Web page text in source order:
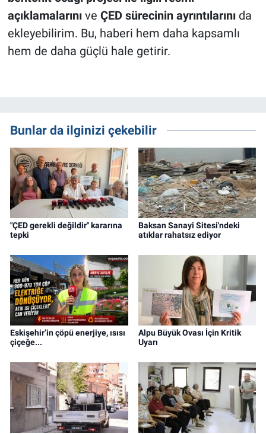
açıklamalarınıve ÇED sürecinin ayrıntılarınıda
ekleyebilirim. Bu, haberi hem daha kapsamlı
hem de daha güçlü hale getirir.
Bunlar da ilginizi çekebilir
"ÇED gerekli değildir" kararına
tepki
Baksan Sanayi Sitesi'ndeki
atıklar rahatsız ediyor
Eskişehir’in çöpü enerjiye, ısısı
çiçeğe...
Alpu Büyük Ovası İçin Kritik
Uyarı